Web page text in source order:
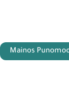
Mainos